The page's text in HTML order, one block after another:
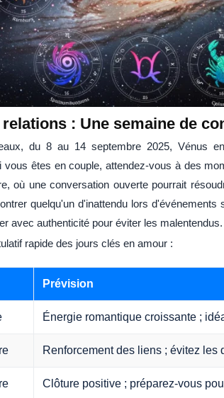
: Une semaine de
du 8 au 14 septembre 2025, Vénus
vous êtes en couple, attendez-vous à des
où une conversation ouverte pourrait
quelqu'un d'inattendu lors
avec authenticité pour éviter les malentendus.
rapide des jours clés en amour :
Prévision
Énergie romantique croissante ;
Renforcement des liens ; évitez les
Clôture positive ; préparez-vous